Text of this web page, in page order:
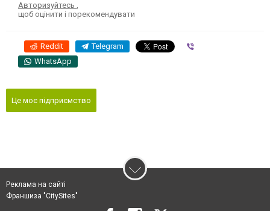
Авторизуйтесь
щоб оцінити і порекомендувати
Reddit Telegram
WhatsApp
Це моє підприємство
Реклама на сайті
Франшиза "CitySites"